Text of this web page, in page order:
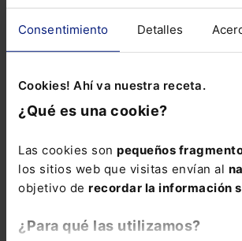
Consentimiento Detalles
Cookies! Ahí va nuestra receta.
¿Qué es una cookie?
Las cookies son pequeños
los sitios web que visitas envían al
objetivo de recordar la información
¿Para qué las utilizamos?
El Informe No Financiero y el
con la sostenibilidad
con la sostenibilidad
Lefebvre